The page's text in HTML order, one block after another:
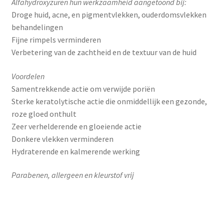
Alfahydroxyzuren hun werkzaamheid aangetoond bij:
Droge huid, acne, en pigmentvlekken, ouderdomsvlekken
behandelingen
Fijne rimpels verminderen
Verbetering van de zachtheid en de textuur van de huid
Voordelen
Samentrekkende actie om verwijde poriën
Sterke keratolytische actie die onmiddellijk een gezonde,
roze gloed onthult
Zeer verhelderende en gloeiende actie
Donkere vlekken verminderen
Hydraterende en kalmerende werking
Parabenen, allergeen en kleurstof vrij